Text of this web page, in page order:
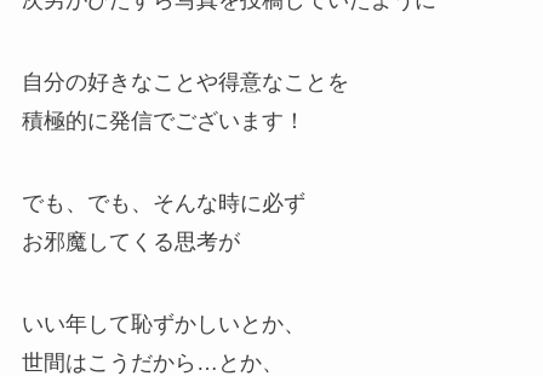
自分の好きなことや得意なことを
積極的に発信でございます！
でも、でも、そんな時に必ず
お邪魔してくる思考が
いい年して恥ずかしいとか、
世間はこうだから…とか、